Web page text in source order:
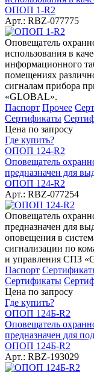
ОПОП 1-R2
Арт.: RBZ-077775
Оповещатель
использования в
информационного
помещениях
сигналам прибора
«GLOBAL».
Паспорт Прочее
Сертификаты
Цена по запросу
Где купить?
ОПОП 124-R2
Оповещатель
предназначен для
ОПОП 124-R2
Арт.: RBZ-077254
Оповещатель
предназначен для
оповещения в
сигнализации по
и управления СПЗ
Паспорт
Сертификаты
Цена по запросу
Где купить?
ОПОП 124Б-R2
Оповещатель
предназначен для
ОПОП 124Б-R2
Арт.: RBZ-193029